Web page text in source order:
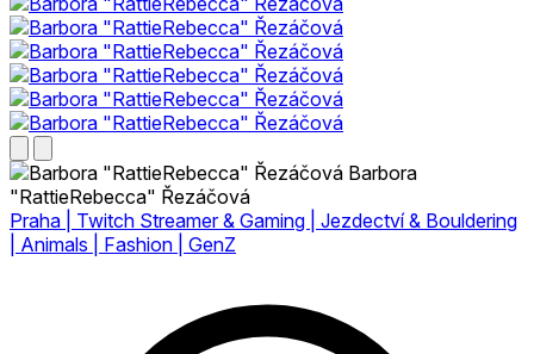
Barbora
"RattieRebecca" Řezáčová
Praha | Twitch Streamer & Gaming | Jezdectví & Bouldering
| Animals | Fashion | GenZ